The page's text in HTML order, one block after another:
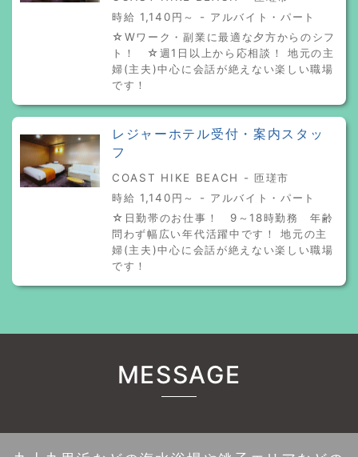
時給 1,140円～ - アルバイト・パート
☆Wワーク・副業に最適な夕方からのシフ
ト！ ☆週1日以上から応相談！ 地元の主
婦(主夫)中心に会話が絶えない楽しい職場
です！
レジャーホテル受付・案内スタッ
フ
COAST HIKE BEACH - 匝瑳市
時給 1,140円～ - アルバイト・パート
☆日勤帯のお仕事！ 9～18時勤務 年齢
問わず幅広い年代活躍中です！ 地元の主
婦(主夫)中心に会話が絶えない楽しい職場
です！
MESSAGE